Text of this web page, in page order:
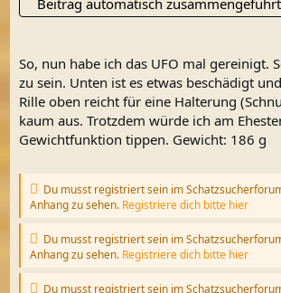
So, nun habe ich das UFO mal gereinigt.
zu sein. Unten ist es etwas beschädigt
Rille oben reicht für eine Halterung
kaum aus. Trotzdem würde ich am
Gewichtfunktion tippen. Gewicht: 186 g
Du musst registriert sein im
Anhang zu sehen. Registriere dich bitte hier
Du musst registriert sein im
Anhang zu sehen. Registriere dich bitte hier
Du musst registriert sein im